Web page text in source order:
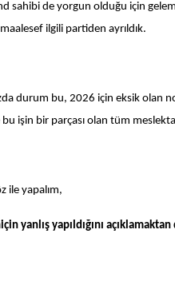
sahibi de yorgun olduğu için
ilgili partiden ayrıldık.
durum bu, 2026 için eksik olan
işin bir parçası olan tüm
ile yapalım,
yanlış yapıldığını açıklamaktan